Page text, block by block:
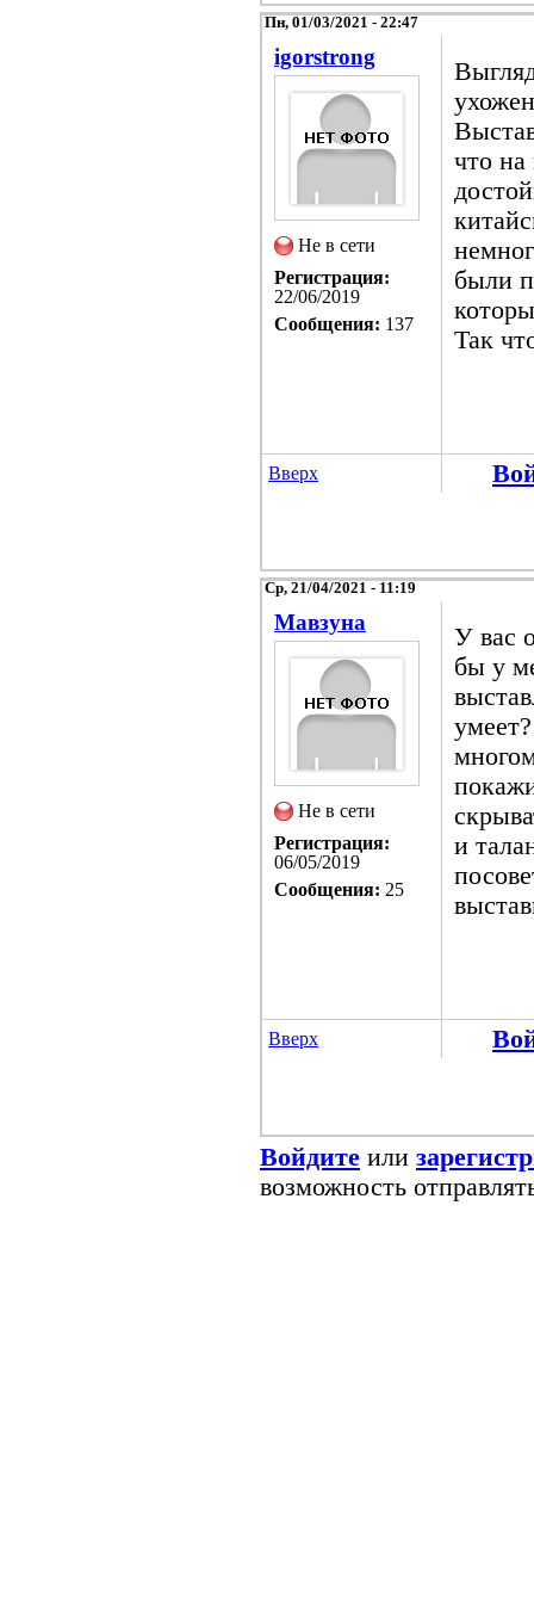
Пн, 01/03/2021 - 22:47
igorstrong
Не в сети
Регистрация:
22/06/2019
Сообщения: 137
что на
были
Так
Вверх
Ср, 21/04/2021 - 11:19
Мавзуна
Не в сети
Регистрация:
06/05/2019
Сообщения: 25
У вас
бы у
и
Вверх
Войдите или
возможность